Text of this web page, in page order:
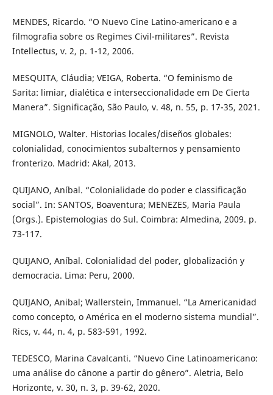
MENDES, Ricardo. “O Nuevo Cine Latino-americano e a
filmografia sobre os Regimes Civil-militares”. Revista
Intellectus, v. 2, p. 1-12, 2006.
MESQUITA, Cláudia; VEIGA, Roberta. “O feminismo de
Sarita: limiar, dialética e interseccionalidade em De Cierta
Manera”. Significação, São Paulo, v. 48, n. 55, p. 17-35, 2021.
MIGNOLO, Walter. Historias locales/diseños globales:
colonialidad, conocimientos subalternos y pensamiento
fronterizo. Madrid: Akal, 2013.
QUIJANO, Aníbal. “Colonialidade do poder e classificação
social”. In: SANTOS, Boaventura; MENEZES, Maria Paula
(Orgs.). Epistemologias do Sul. Coimbra: Almedina, 2009. p.
73-117.
QUIJANO, Aníbal. Colonialidad del poder, globalización y
democracia. Lima: Peru, 2000.
QUIJANO, Anibal; Wallerstein, Immanuel. “La Americanidad
como concepto, o América en el moderno sistema mundial”.
Rics, v. 44, n. 4, p. 583-591, 1992.
TEDESCO, Marina Cavalcanti. “Nuevo Cine Latinoamericano:
uma análise do cânone a partir do gênero”. Aletria, Belo
Horizonte, v. 30, n. 3, p. 39-62, 2020.